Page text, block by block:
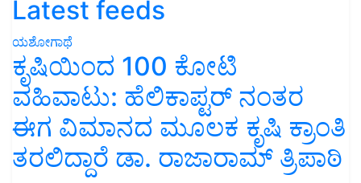
Latest feeds
ಯಶೋಗಾಥೆ
ಕೃಷಿಯಿಂದ 100 ಕೋಟಿ
ವಹಿವಾಟು: ಹೆಲಿಕಾಪ್ಟರ್ ನಂತರ
ಈಗ ವಿಮಾನದ ಮೂಲಕ ಕೃಷಿ ಕ್ರಾಂತಿ
ತರಲಿದ್ದಾರೆ ಡಾ. ರಾಜಾರಾಮ್ ತ್ರಿಪಾಠಿ